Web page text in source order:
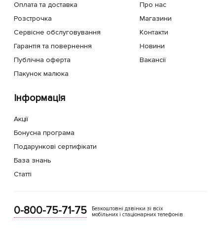
Оплата та доставка
Розстрочка
Сервісне обслуговування
Гарантія та повернення
Публічна оферта
Пакунок малюка
Про нас
Магазини
Контакти
Новини
Вакансії
Інформація
Акції
Бонусна програма
Подарункові сертифікати
База знань
Статті
0-800-75-71-75
Безкоштовні дзвінки зі всіх
мобільних і стаціонарних телефонів